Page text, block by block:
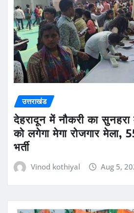
उत्तराखंड
देहरादून में नौकरी का
को लगेगा मेगा रोजगार मेला,
भर्ती
Vinod kothiyal Aug 5,